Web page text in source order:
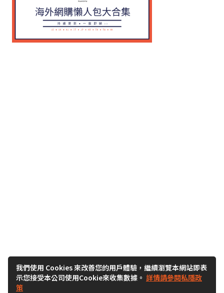
我們使用 Cookies 來改善您的用戶體驗，繼續瀏覽本網站即表
示您接受本公司使用Cookie來收集數據。 詳情請參閱私隱政
策